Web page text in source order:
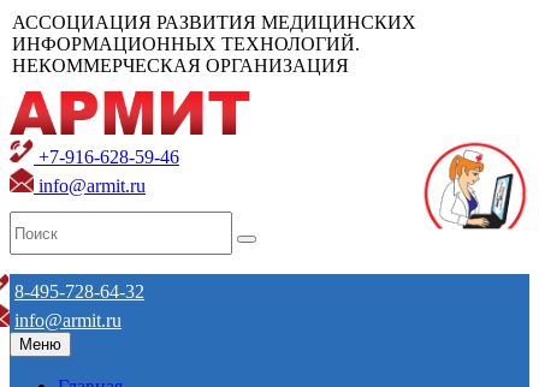
АССОЦИАЦИЯ РАЗВИТИЯ МЕДИЦИНСКИХ
ИНФОРМАЦИОННЫХ ТЕХНОЛОГИЙ.
НЕКОММЕРЧЕСКАЯ ОРГАНИЗАЦИЯ
+7-916-628-59-46
info@armit.ru
8-495-728-64-32
info@armit.ru
Меню